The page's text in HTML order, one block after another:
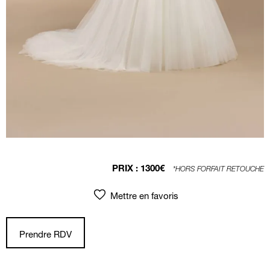
PRIX :1300€ *HORS FORFAIT RETOUCHE
Mettre en favoris
Prendre RDV